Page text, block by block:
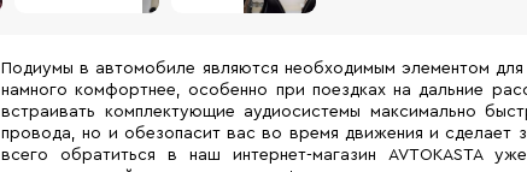
Подиумы в автомобиле являются необходимым элементом
намного комфортнее, особенно при поездках на дальние
встраивать комплектующие аудиосистемы максимально
провода, но и обезопасит вас во время движения и сделает
всего обратиться в наш интернет-магазин AVTOKASTA